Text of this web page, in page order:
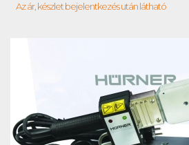
Az ár, készlet bejelentkezés után látható